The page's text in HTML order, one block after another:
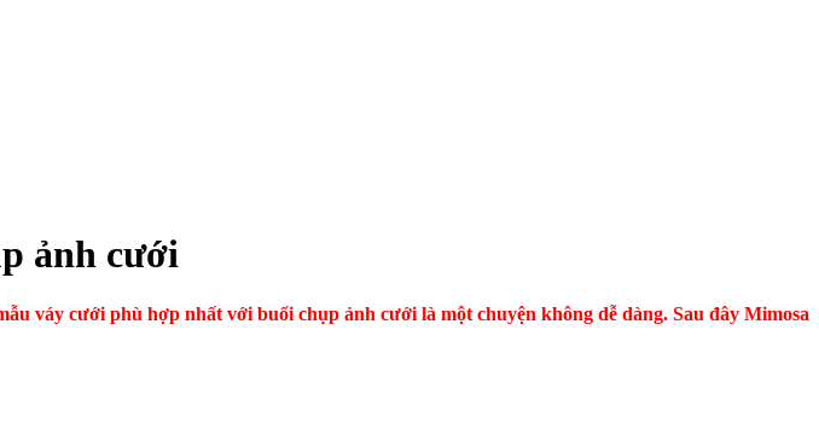
ảnh cưới
váy cưới phù hợp nhất với buổi chụp ảnh cưới là một chuyện không dễ dàng. Sau đây Mimosa